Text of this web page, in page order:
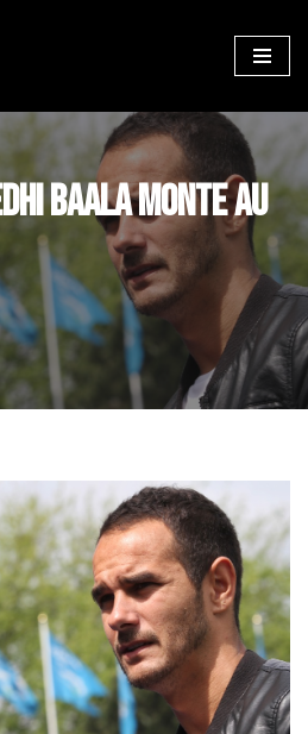
BAALA MONTE AU